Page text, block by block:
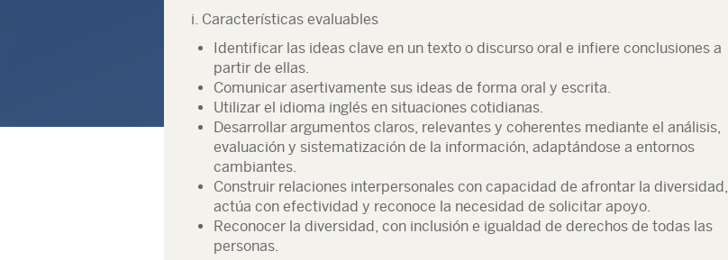
i. Características evaluables
Identificar las ideas clave en un texto o discurso oral e infiere conclusiones a
partir de ellas.
Comunicar asertivamente sus ideas de forma oral y escrita.
Utilizar el idioma inglés en situaciones cotidianas.
Desarrollar argumentos claros, relevantes y coherentes mediante el análisis,
evaluación y sistematización de la información, adaptándose a entornos
cambiantes.
Construir relaciones interpersonales con capacidad de afrontar la diversidad,
actúa con efectividad y reconoce la necesidad de solicitar apoyo.
Reconocer la diversidad, con inclusión e igualdad de derechos de todas las
personas.